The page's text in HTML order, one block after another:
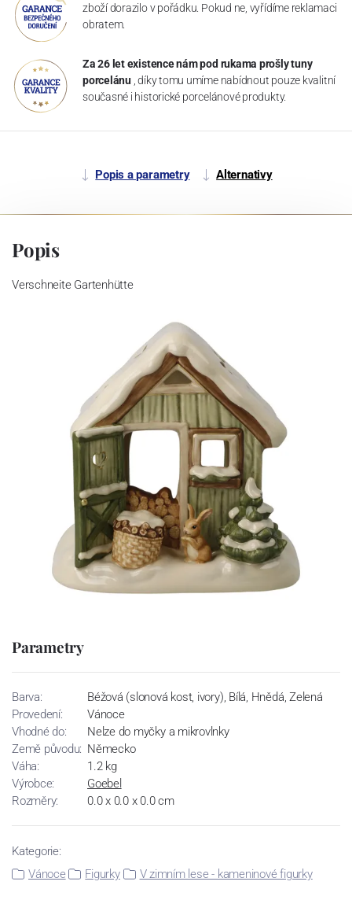
zboží dorazilo v pořádku. Pokud ne, vyřídíme reklamaci
obratem.
Za 26 let existence nám pod rukama prošly tuny
porcelánu , díky tomu umíme nabídnout pouze kvalitní
současné i historické porcelánové produkty.
Popis a parametry Alternativy
Popis
Verschneite Gartenhütte
Parametry
Barva:
Béžová (slonová kost, ivory), Bílá, Hnědá, Zelená
Provedení:
Vánoce
Vhodné do:
Nelze do myčky a mikrovlnky
Země původu: Německo
Váha:
1.2 kg
Výrobce:
Goebel
Rozměry:
0.0 x 0.0 x 0.0 cm
Kategorie:
Vánoce
Figurky V zimním lese - kameninové figurky